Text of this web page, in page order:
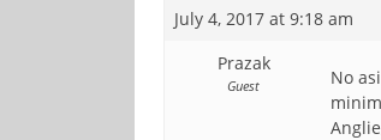
July 4, 2017 at 9:18 am
Prazak
Guest
No